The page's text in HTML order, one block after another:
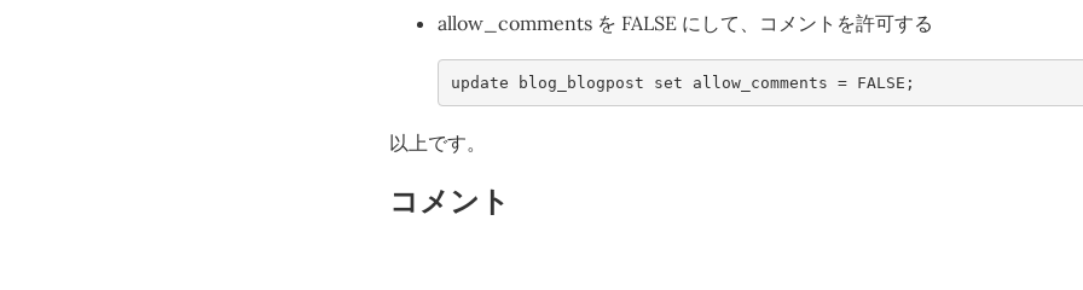
allow_comments を FALSE にして、コメントを許可する
update blog_blogpost set allow_comments = FALSE ;
以上です。
コメント